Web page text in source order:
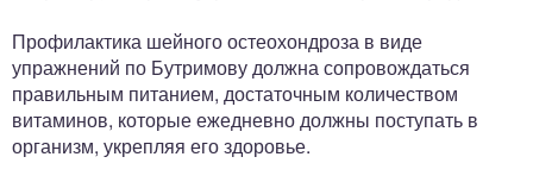
Профилактика шейного остеохондроза в виде
упражнений по Бутримову должна сопровождаться
правильным питанием, достаточным количеством
витаминов, которые ежедневно должны поступать в
организм, укрепляя его здоровье.